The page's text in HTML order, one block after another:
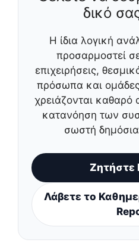
δικό
Η ίδια λογική
προσαρμοστεί
επιχειρήσεις,
πρόσωπα και
χρειάζονται
κατανόηση των
σωστή
Ζητήστε
Λάβετε το